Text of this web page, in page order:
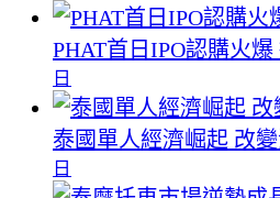
PHAT首日IPO認購火
日
泰國單人經濟崛起 改
日